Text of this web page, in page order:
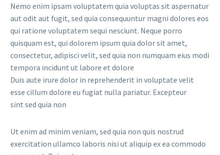
Nemo enim ipsam voluptatem quia voluptas sit aspernatur
aut odit aut fugit, sed quia consequuntur magni dolores eos
qui ratione voluptatem sequi nesciunt. Neque porro
quisquam est, qui dolorem ipsum quia dolor sit amet,
consectetur, adipisci velit, sed quia non numquam eius modi
tempora incidunt ut labore et dolore
Duis aute irure dolor in reprehenderit in voluptate velit
esse cillum dolore eu fugiat nulla pariatur. Excepteur
sint sed quia non
Ut enim ad minim veniam, sed quia non quis nostrud
exercitation ullamco laboris nisi ut aliquip ex ea commodo